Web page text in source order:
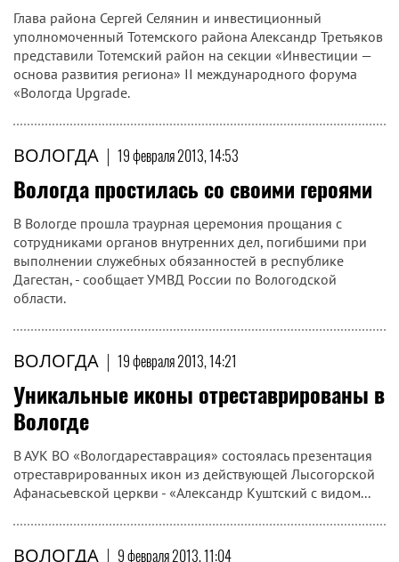
Глава района Сергей Селянин и инвестиционный
уполномоченный Тотемского района Александр Третьяков
представили Тотемский район на секции «Инвестиции —
основа развития региона» II международного форума
«Вологда Upgrade.
ВОЛОГДА | 19 февраля 2013, 14:53
Вологда простилась со своими героями
В Вологде прошла траурная церемония прощания с
сотрудниками органов внутренних дел, погибшими при
выполнении служебных обязанностей в республике
Дагестан, - сообщает УМВД России по Вологодской
области.
ВОЛОГДА | 19 февраля 2013, 14:21
Уникальные иконы отреставрированы в
Вологде
В АУК ВО «Вологдареставрация» состоялась презентация
отреставрированных икон из действующей Лысогорской
Афанасьевской церкви - «Александр Куштский с видом...
ВОЛОГДА | 9 февраля 2013, 11:04